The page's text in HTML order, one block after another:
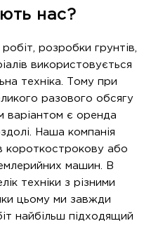
нас?
розробки грунтів,
використовується
техніка. Тому при
разового обсягу
варіантом є оренда
Наша компанія
короткострокову або
машин. В
техніки з різними
цьому ми завжди
найбільш підходящий